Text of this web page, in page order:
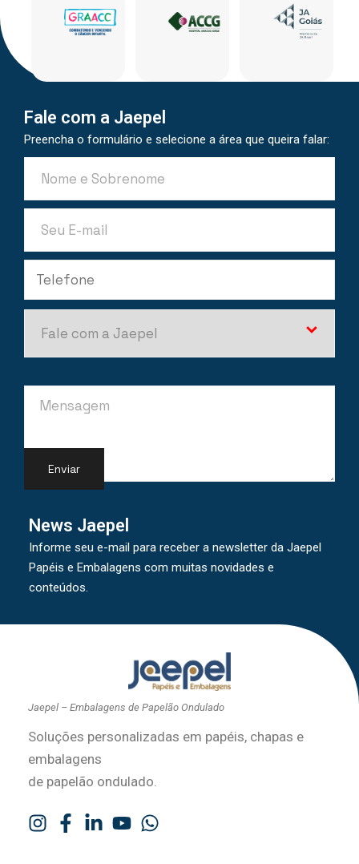
Fale com a Jaepel
Preencha o formulário e selecione a área que queira falar:
News Jaepel
Informe seu e-mail para receber a newsletter da Jaepel
Papéis e Embalagens com muitas novidades e
conteúdos.
Jaepel – Embalagens de Papelão Ondulado
Soluções personalizadas em papéis, chapas e
embalagens
de papelão ondulado.